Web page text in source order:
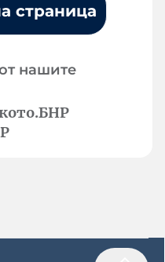
страница
нашите